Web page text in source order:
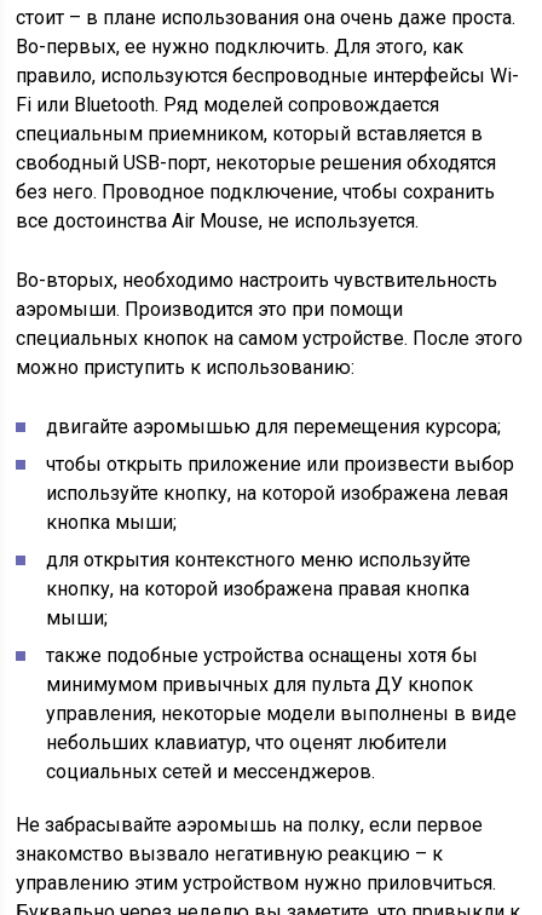
стоит – в плане использования она очень даже проста.
Во-первых, ее нужно подключить. Для этого, как
правило, используются беспроводные интерфейсы Wi-
Fi или Bluetooth. Ряд моделей сопровождается
специальным приемником, который вставляется в
свободный USB-порт, некоторые решения обходятся
без него. Проводное подключение, чтобы сохранить
все достоинства Air Mouse, не используется.
Во-вторых, необходимо настроить чувствительность
аэромыши. Производится это при помощи
специальных кнопок на самом устройстве. После этого
можно приступить к использованию:
двигайте аэромышью для перемещения курсора;
чтобы открыть приложение или произвести выбор
используйте кнопку, на которой изображена левая
кнопка мыши;
для открытия контекстного меню используйте
кнопку, на которой изображена правая кнопка
мыши;
также подобные устройства оснащены хотя бы
минимумом привычных для пульта ДУ кнопок
управления, некоторые модели выполнены в виде
небольших клавиатур, что оценят любители
социальных сетей и мессенджеров.
Не забрасывайте аэромышь на полку, если первое
знакомство вызвало негативную реакцию – к
управлению этим устройством нужно приловчиться.